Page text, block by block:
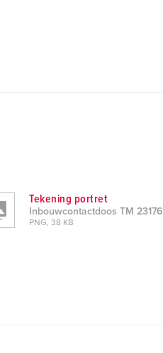
Tekening portret
Inbouwcontactdoos TM 23176
PNG, 38 KB